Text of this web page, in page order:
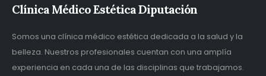
Clínica Médico Estética Diputación
Somos una clínica médico estética dedicada a la salud y la
belleza. Nuestros profesionales cuentan con una amplía
experiencia en cada una de las disciplinas que trabajamos.